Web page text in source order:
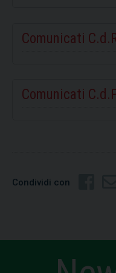
Comunicati
Comunicati
Condividi con